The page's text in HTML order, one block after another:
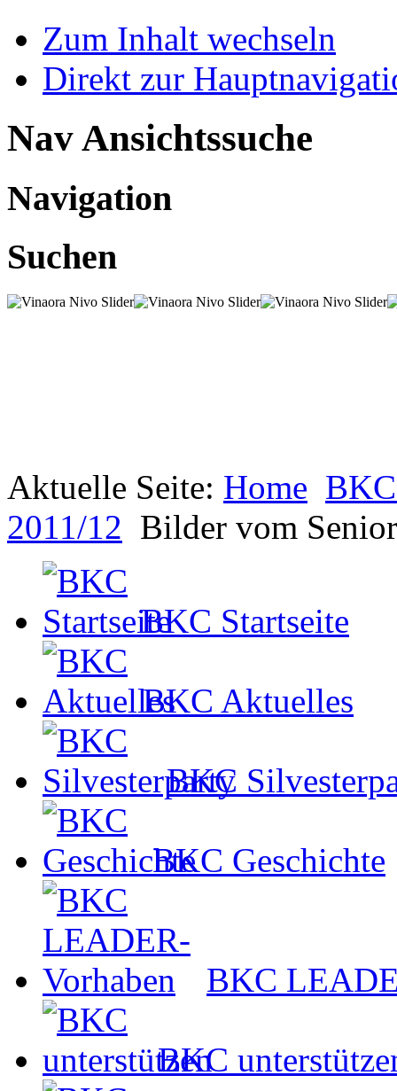
Zum Inhalt wechseln
Direkt zur
Nav Ansichtssuche
Navigation
Suchen
Aktuelle Seite: Home
2011/12 Bilder vom
BKC Startseite
BKC Aktuelles
BKC
BKC Geschichte
BKC
BKC